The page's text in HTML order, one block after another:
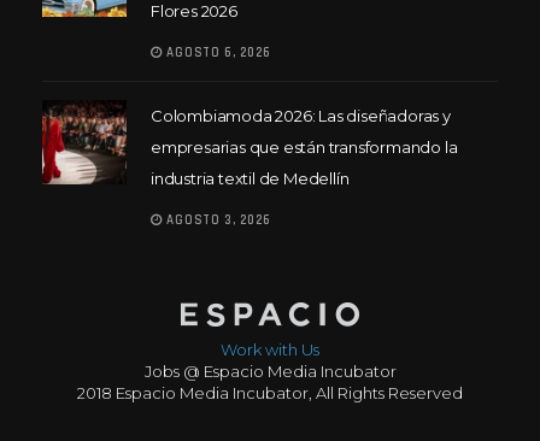
Flores 2026
AGOSTO 6, 2026
Colombiamoda 2026: Las diseñadoras y
empresarias que están transformando la
industria textil de Medellín
AGOSTO 3, 2026
Work with Us
Jobs @ Espacio Media Incubator
2018 Espacio Media Incubator, All Rights Reserved